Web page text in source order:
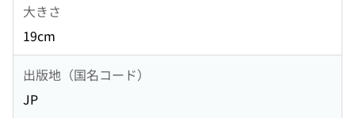
大きさ
19cm
出版地（国名コード）
JP